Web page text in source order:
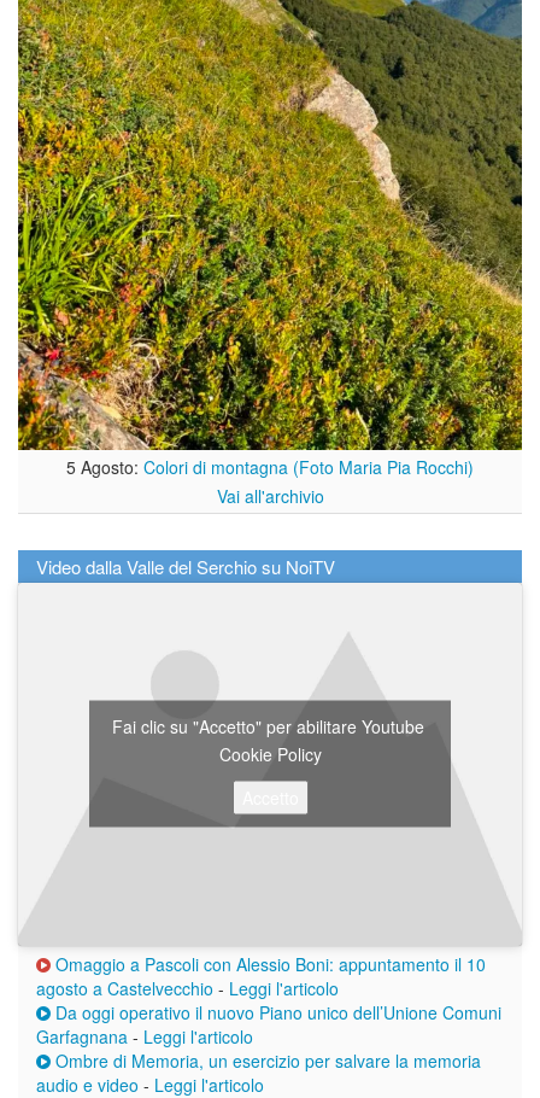
5 Agosto: Colori di montagna (Foto Maria Pia Rocchi)
Vai all'archivio
Video dalla Valle del Serchio su NoiTV
Fai clic su "Accetto" per abilitare Youtube
Cookie Policy
Omaggio a Pascoli con Alessio Boni: appuntamento il 10
agosto a Castelvecchio - Leggi l'articolo
Da oggi operativo il nuovo Piano unico dell’Unione Comuni
Garfagnana - Leggi l'articolo
Ombre di Memoria, un esercizio per salvare la memoria
audio e video - Leggi l'articolo